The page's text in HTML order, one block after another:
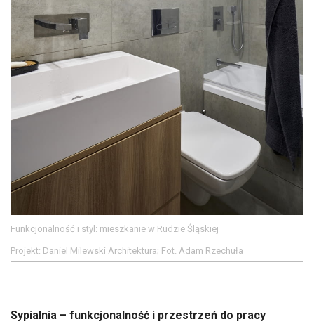
Funkcjonalność i styl: mieszkanie w Rudzie Śląskiej
Projekt: Daniel Milewski Architektura; Fot. Adam Rzechuła
Sypialnia – funkcjonalność i przestrzeń do pracy